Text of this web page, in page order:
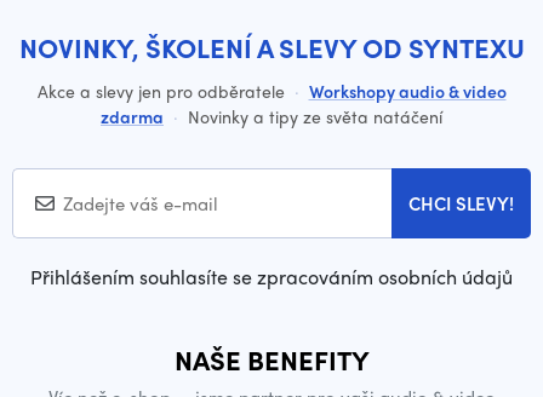
NOVINKY, ŠKOLENÍ A SLEVY OD SYNTEXU
Akce a slevy jen pro odběratele · Workshopy audio & video
zdarma · Novinky a tipy ze světa natáčení
CHCI SLEVY!
Přihlášením souhlasíte se zpracováním osobních údajů
NAŠE BENEFITY